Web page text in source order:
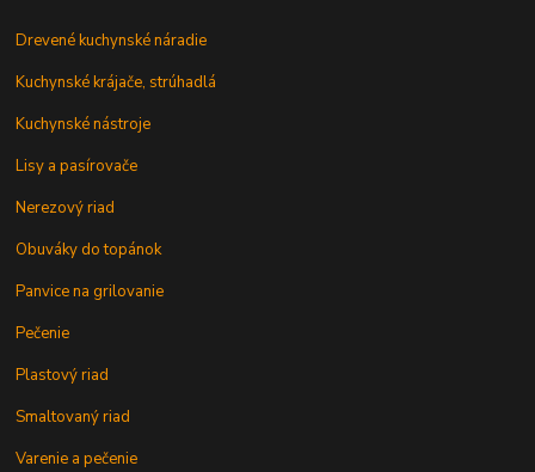
Drevené kuchynské náradie
Kuchynské krájače, strúhadlá
Kuchynské nástroje
Lisy a pasírovače
Nerezový riad
Obuváky do topánok
Panvice na grilovanie
Pečenie
Plastový riad
Smaltovaný riad
Varenie a pečenie